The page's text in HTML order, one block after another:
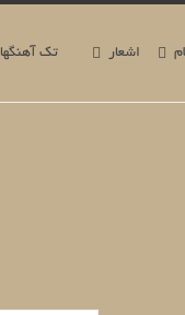
اشعار تک آهنگها